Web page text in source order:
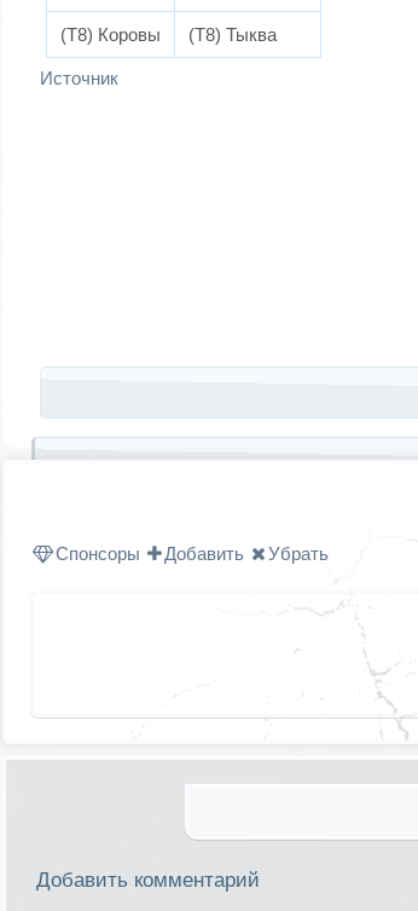
(T8) Коровы (T8) Тыква
Источник
Запись навигация
Спонсоры Добавить Убрать
Добавить комментарий